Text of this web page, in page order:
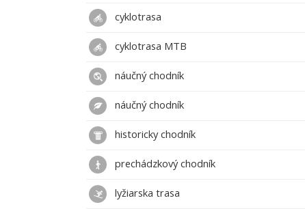
cyklotrasa
cyklotrasa MTB
náučný chodník
náučný chodník
historicky chodník
prechádzkový chodník
lyžiarska trasa